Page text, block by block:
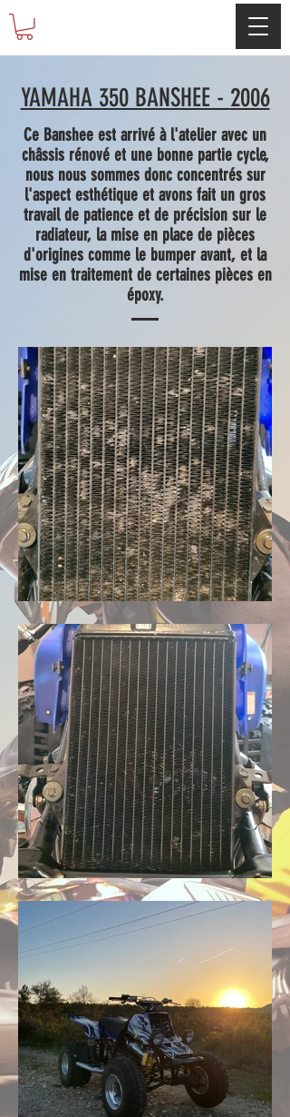
YAMAHA 350 BANSHEE - 2006
Ce Banshee est arrivé à l'atelier avec un
châssis rénové et une bonne partie cycle,
nous nous sommes donc concentrés sur
l'aspect esthétique et avons fait un gros
travail de patience et de précision sur le
radiateur, la mise en place de pièces
d'origines comme le bumper avant, et la
mise en traitement de certaines pièces en
époxy.